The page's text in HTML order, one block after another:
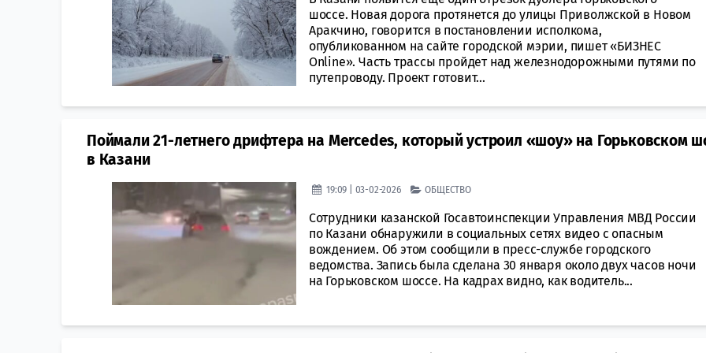
шоссе. Новая дорога протянется до улицы Приволжской в Новом
Аракчино, говорится в постановлении исполкома,
опубликованном на сайте городской мэрии, пишет «БИЗНЕС
Online». Часть трассы пройдет над железнодорожными путями по
путепроводу. Проект готовит...
Поймали 21-летнего дрифтера на Mercedes, который устроил «шоу» на Горьковском
в Казани
19:09 | 03-02-2026 ОБЩЕСТВО
Сотрудники казанской Госавтоинспекции Управления МВД России
по Казани обнаружили в социальных сетях видео с опасным
вождением. Об этом сообщили в пресс-службе городского
ведомства. Запись была сделана 30 января около двух часов ночи
на Горьковском шоссе. На кадрах видно, как водитель...